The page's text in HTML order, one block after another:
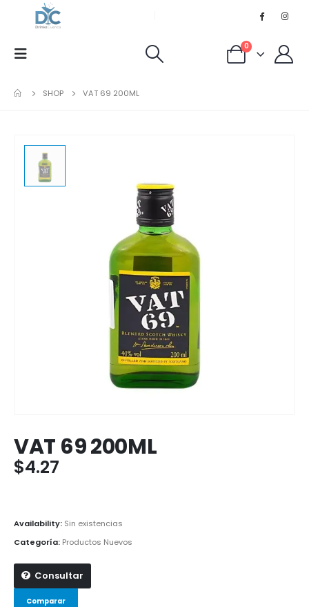
0
SHOP VAT 69 200ML
VAT 69 200ML
$4.27
Availability: Sin existencias
Categoría: Productos Nuevos
Consultar
Comparar